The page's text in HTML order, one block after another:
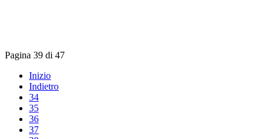
Pagina 39 di 47
Inizio
Indietro
34
35
36
37